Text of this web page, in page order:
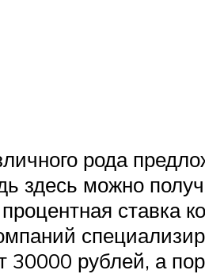
рода
здесь можно
ставка
рублей, а